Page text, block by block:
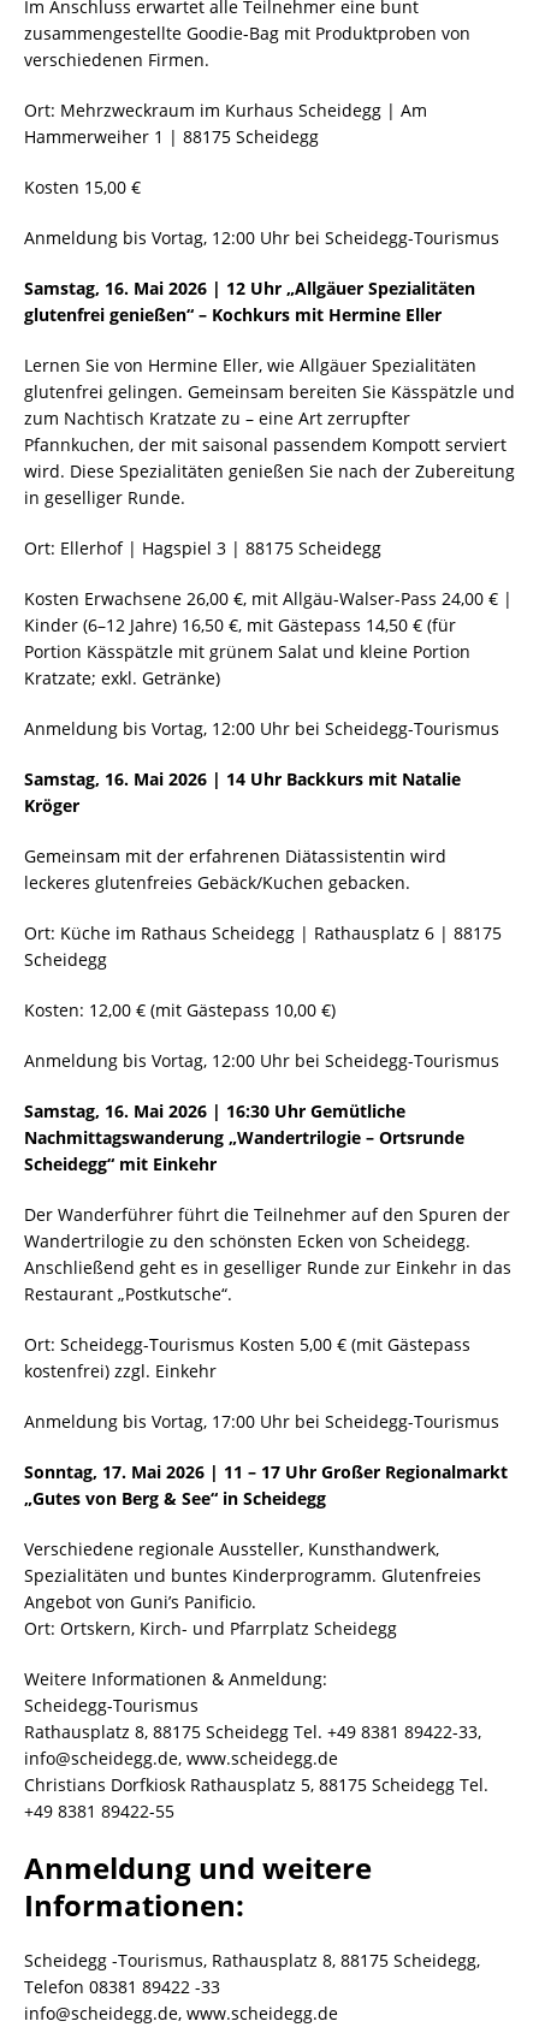
Im Anschluss erwartet alle Teilnehmer eine bunt
zusammengestellte Goodie-Bag mit Produktproben von
verschiedenen Firmen.
Ort: Mehrzweckraum im Kurhaus Scheidegg | Am
Hammerweiher 1 | 88175 Scheidegg
Kosten 15,00 €
Anmeldung bis Vortag, 12:00 Uhr bei Scheidegg-Tourismus
Samstag, 16. Mai 2026 | 12 Uhr „Allgäuer Spezialitäten
glutenfrei genießen“ – Kochkurs mit Hermine Eller
Lernen Sie von Hermine Eller, wie Allgäuer Spezialitäten
glutenfrei gelingen. Gemeinsam bereiten Sie Kässpätzle und
zum Nachtisch Kratzate zu – eine Art zerrupfter
Pfannkuchen, der mit saisonal passendem Kompott serviert
wird. Diese Spezialitäten genießen Sie nach der Zubereitung
in geselliger Runde.
Ort: Ellerhof | Hagspiel 3 | 88175 Scheidegg
Kosten Erwachsene 26,00 €, mit Allgäu-Walser-Pass 24,00 € |
Kinder (6–12 Jahre) 16,50 €, mit Gästepass 14,50 € (für
Portion Kässpätzle mit grünem Salat und kleine Portion
Kratzate; exkl. Getränke)
Anmeldung bis Vortag, 12:00 Uhr bei Scheidegg-Tourismus
Samstag, 16. Mai 2026 | 14 Uhr Backkurs mit Natalie
Kröger
Gemeinsam mit der erfahrenen Diätassistentin wird
leckeres glutenfreies Gebäck/Kuchen gebacken.
Ort: Küche im Rathaus Scheidegg | Rathausplatz 6 | 88175
Scheidegg
Kosten: 12,00 € (mit Gästepass 10,00 €)
Anmeldung bis Vortag, 12:00 Uhr bei Scheidegg-Tourismus
Samstag, 16. Mai 2026 | 16:30 Uhr Gemütliche
Nachmittagswanderung „Wandertrilogie – Ortsrunde
Scheidegg“ mit Einkehr
Der Wanderführer führt die Teilnehmer auf den Spuren der
Wandertrilogie zu den schönsten Ecken von Scheidegg.
Anschließend geht es in geselliger Runde zur Einkehr in das
Restaurant „Postkutsche“.
Ort: Scheidegg-Tourismus Kosten 5,00 € (mit Gästepass
kostenfrei) zzgl. Einkehr
Anmeldung bis Vortag, 17:00 Uhr bei Scheidegg-Tourismus
Sonntag, 17. Mai 2026 | 11 – 17 Uhr Großer Regionalmarkt
„Gutes von Berg & See“ in Scheidegg
Verschiedene regionale Aussteller, Kunsthandwerk,
Spezialitäten und buntes Kinderprogramm. Glutenfreies
Angebot von Guni’s Panificio.
Ort: Ortskern, Kirch- und Pfarrplatz Scheidegg
Weitere Informationen & Anmeldung:
Scheidegg-Tourismus
Rathausplatz 8, 88175 Scheidegg Tel. +49 8381 89422-33,
info@scheidegg.de, www.scheidegg.de
Christians Dorfkiosk Rathausplatz 5, 88175 Scheidegg Tel.
+49 8381 89422-55
Anmeldung und weitere
Informationen:
Scheidegg -Tourismus, Rathausplatz 8, 88175 Scheidegg,
Telefon 08381 89422 -33
info@scheidegg.de, www.scheidegg.de